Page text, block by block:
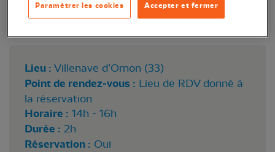
Vulcain © M. Riondet
Lieu : Villenave d’Ornon (33)
Point de rendez-vous : Lieu de RDV donné à
la réservation
Horaire : 14h - 16h
Durée : 2h
Réservation : Oui
Accepter et fermer
Paramétrer les cookies